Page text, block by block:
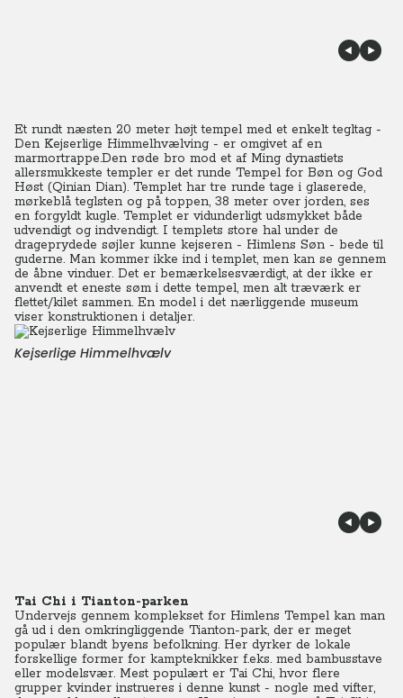
Et rundt næsten 20 meter højt tempel med et enkelt tegltag -
Den Kejserlige Himmelhvælving - er omgivet af en
marmortrappe.Den røde bro mod et af Ming dynastiets
allersmukkeste templer er det runde Tempel for Bøn og God
Høst (Qinian Dian). Templet har tre runde tage i glaserede,
mørkeblå teglsten og på toppen, 38 meter over jorden, ses
en forgyldt kugle. Templet er vidunderligt udsmykket både
udvendigt og indvendigt. I templets store hal under de
drageprydede søjler kunne kejseren - Himlens Søn - bede til
guderne. Man kommer ikke ind i templet, men kan se gennem
de åbne vinduer. Det er bemærkelsesværdigt, at der ikke er
anvendt et eneste søm i dette tempel, men alt træværk er
flettet/kilet sammen. En model i det nærliggende museum
viser konstruktionen i detaljer.
Kejserlige Himmelhvælv
Tai Chi i Tianton-parken
Undervejs gennem komplekset for Himlens Tempel kan man
gå ud i den omkringliggende Tianton-park, der er meget
populær blandt byens befolkning. Her dyrker de lokale
forskellige former for kampteknikker f.eks. med bambusstave
eller modelsvær. Mest populært er Tai Chi, hvor flere
grupper kvinder instrueres i denne kunst - nogle med vifter,